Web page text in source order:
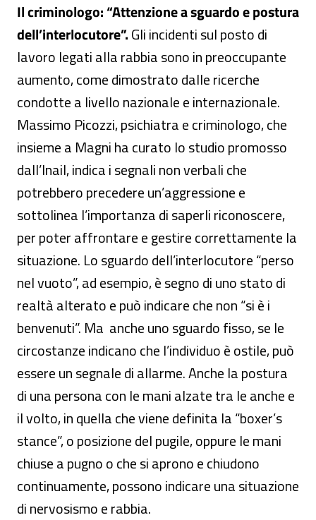
Il criminologo: “Attenzione a sguardo e postura
dell’interlocutore”.Gli incidenti sul posto di
lavoro legati alla rabbia sono in preoccupante
aumento, come dimostrato dalle ricerche
condotte a livello nazionale e internazionale.
Massimo Picozzi, psichiatra e criminologo, che
insieme a Magni ha curato lo studio promosso
dall’Inail, indica i segnali non verbali che
potrebbero precedere un’aggressione e
sottolinea l’importanza di saperli riconoscere,
per poter affrontare e gestire correttamente la
situazione. Lo sguardo dell’interlocutore “perso
nel vuoto”, ad esempio, è segno di uno stato di
realtà alterato e può indicare che non “si è i
benvenuti”. Ma anche uno sguardo fisso, se le
circostanze indicano che l’individuo è ostile, può
essere un segnale di allarme. Anche la postura
di una persona con le mani alzate tra le anche e
il volto, in quella che viene definita la “boxer’s
stance”, o posizione del pugile, oppure le mani
chiuse a pugno o che si aprono e chiudono
continuamente, possono indicare una situazione
di nervosismo e rabbia.